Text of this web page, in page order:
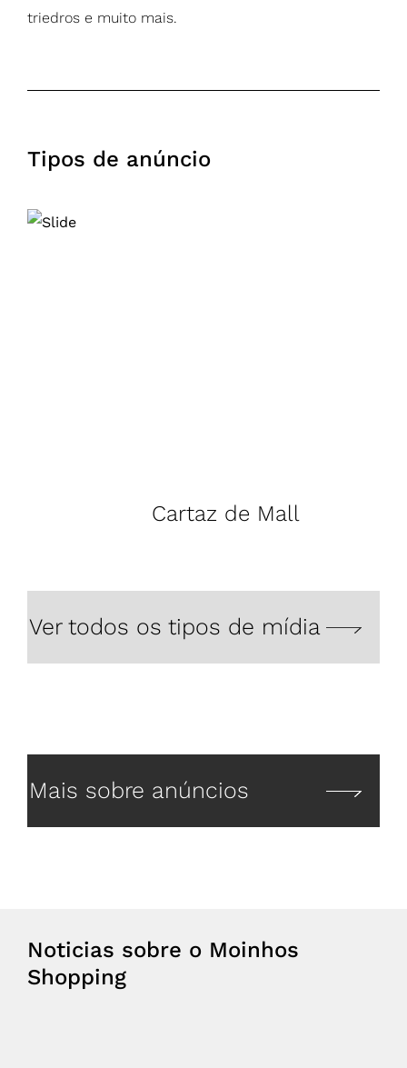
triedros e muito mais.
Tipos de anúncio
Cartaz de Mall
Ver todos os tipos de mídia
Mais sobre anúncios
Noticias sobre o Moinhos
Shopping